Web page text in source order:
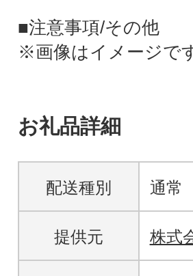
■注意事項/その他
※画像はイメージで
お礼品詳細
配送種別 通常
提供元 株式